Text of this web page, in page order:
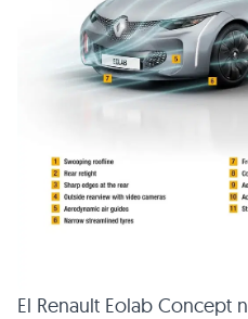
El Renault Eolab Concept